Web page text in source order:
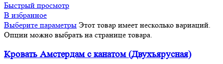
Быстрый просмотр
В избранное
Выберите параметры Этот товар имеет несколько вариаций.
Опции можно выбрать на странице товара.
Кровать Амстердам с канатом (Двухъярусная)